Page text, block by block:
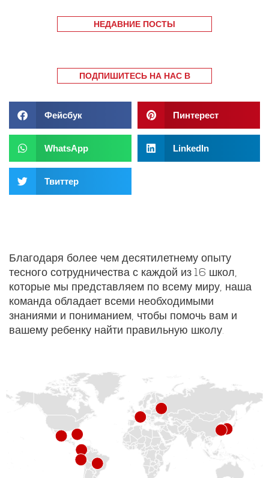
НЕДАВНИЕ ПОСТЫ
ПОДПИШИТЕСЬ НА НАС В
Фейсбук Пинтерест
WhatsApp LinkedIn
Твиттер
Благодаря более чем десятилетнему опыту
тесного сотрудничества с каждой из 16 школ,
которые мы представляем по всему миру, наша
команда обладает всеми необходимыми
знаниями и пониманием, чтобы помочь вам и
вашему ребенку найти правильную школу.